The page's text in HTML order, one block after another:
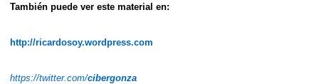
También puede ver este material en:
http://ricardosoy.wordpress.com
https://twitter.com/cibergonza